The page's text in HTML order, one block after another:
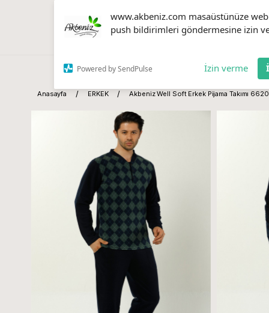
www.akbeniz.com masaüstünüze web
push bildirimleri göndermesine izin
Powered by SendPulse İzin verme
Anasayfa ERKEK Akbeniz Well Soft Erkek Pijama Takımı